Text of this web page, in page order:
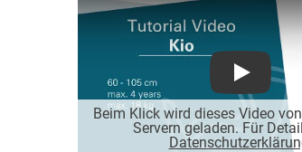
Beim Klick wird dieses Video
Servern geladen. Für
Play